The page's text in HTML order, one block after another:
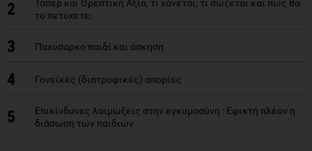
2
Τάπερ και Θρεπτική Αξία, τι χάνεται, τι σώζεται και πώς θα
το πετύχετε;
3 Παχύσαρκο παιδί και άσκηση
4 Γονεϊκές (διατροφικές) απορίες
5
Επικίνδυνες λοιμώξεις στην εγκυμοσύνη : Εφικτή πλέον η
διάσωση των παιδιών